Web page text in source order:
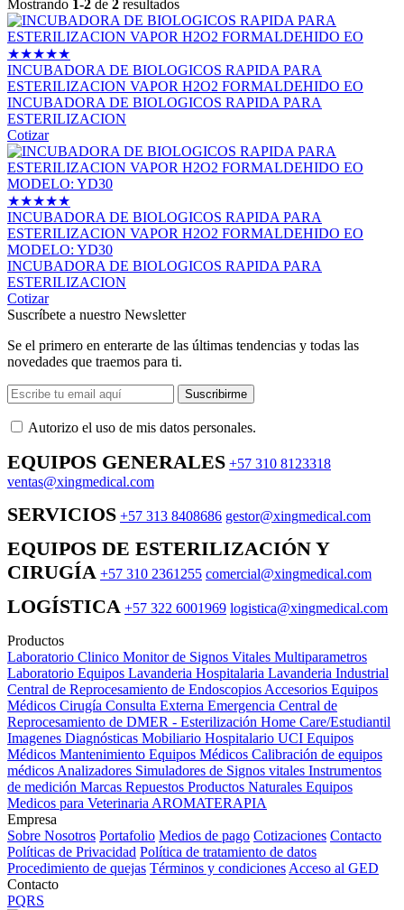
Mostrando 1-2 de 2 resultados
★★★★★
INCUBADORA DE BIOLOGICOS RAPIDA PARA
ESTERILIZACION VAPOR H2O2 FORMALDEHIDO EO
INCUBADORA DE BIOLOGICOS RAPIDA PARA
ESTERILIZACION
Cotizar
★★★★★
INCUBADORA DE BIOLOGICOS RAPIDA PARA
ESTERILIZACION VAPOR H2O2 FORMALDEHIDO EO
MODELO: YD30
INCUBADORA DE BIOLOGICOS RAPIDA PARA
ESTERILIZACION
Cotizar
Suscríbete a nuestro Newsletter
Se el primero en enterarte de las últimas tendencias y todas las
novedades que traemos para ti.
Suscribirme
Autorizo ​​el uso de mis datos personales.
EQUIPOS GENERALES +57 310 8123318
ventas@xingmedical.com
SERVICIOS +57 313 8408686 gestor@xingmedical.com
EQUIPOS DE ESTERILIZACIÓN Y
CIRUGÍA +57 310 2361255 comercial@xingmedical.com
LOGÍSTICA +57 322 6001969 logistica@xingmedical.com
Productos
Laboratorio Clinico Monitor de Signos Vitales Multiparametros
Laboratorio Equipos Lavanderia Hospitalaria Lavanderia Industrial
Central de Reprocesamiento de Endoscopios Accesorios Equipos
Médicos Cirugía Consulta Externa Emergencia Central de
Reprocesamiento de DMER - Esterilización Home Care/Estudiantil
Imagenes Diagnósticas Mobiliario Hospitalario UCI Equipos
Médicos Mantenimiento Equipos Médicos Calibración de equipos
médicos Analizadores Simuladores de Signos vitales Instrumentos
de medición Marcas Repuestos Productos Naturales Equipos
Medicos para Veterinaria AROMATERAPIA
Empresa
Sobre Nosotros Portafolio Medios de pago Cotizaciones Contacto
Políticas de Privacidad Política de tratamiento de datos
Procedimiento de quejas Términos y condiciones Acceso al GED
Contacto
PQRS